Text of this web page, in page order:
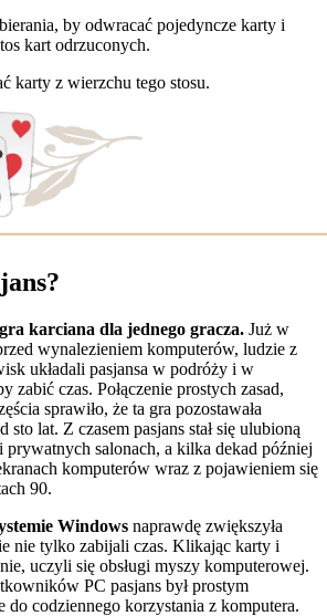
by odwracać pojedyncze karty i
kart odrzuconych.
karty z wierzchu tego stosu.
karciana dla jednego gracza. Już w
wynalezieniem komputerów, ludzie z
układali pasjansa w podróży i w
zabić czas. Połączenie prostych zasad,
sprawiło, że ta gra pozostawała
sto lat. Z czasem pasjans stał się ulubioną
salonach, a kilka dekad później
komputerów wraz z pojawieniem się
90.
Windows naprawdę zwiększyła
nie tylko zabijali czas. Klikając karty i
uczyli się obsługi myszy komputerowej.
PC pasjans był prostym
do codziennego korzystania z komputera.